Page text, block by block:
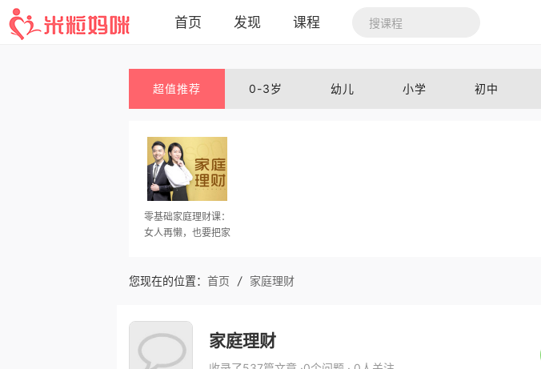
首页 发现 课程
首页 话题 动态 文章 作者
超值推荐 0-3岁 幼儿 小学 初中
零基础家庭理财课：
女人再懒，也要把家
您现在的位置： 首页 / 家庭理财
家庭理财